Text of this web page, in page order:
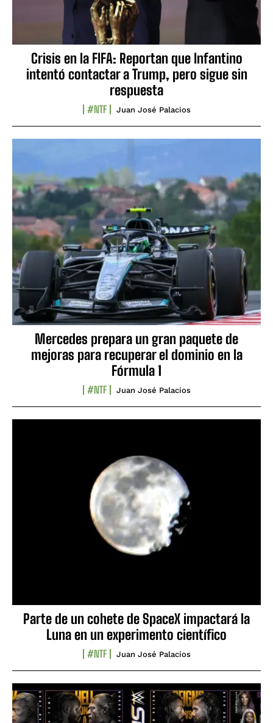
Crisis en la FIFA: Reportan que Infantino
intentó contactar a Trump, pero sigue sin
respuesta
#NTF Juan José Palacios
Mercedes prepara un gran paquete de
mejoras para recuperar el dominio en la
Fórmula 1
#NTF Juan José Palacios
Parte de un cohete de SpaceX impactará la
Luna en un experimento científico
#NTF Juan José Palacios